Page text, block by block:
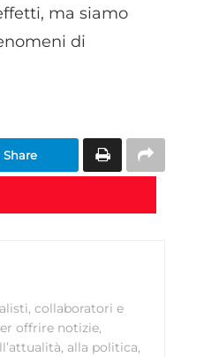
ma siamo
di
Share
collaboratori e
offrire notizie,
alla politica,